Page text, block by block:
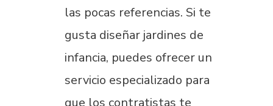
las pocas referencias. Si te
gusta diseñar jardines de
infancia, puedes ofrecer un
servicio especializado para